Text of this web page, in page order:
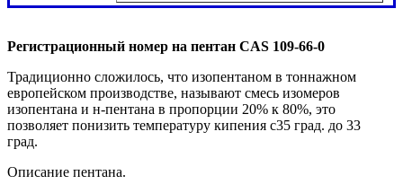
Регистрационный номер на пентан CAS 109-66-0
Традиционно сложилось, что изопентаном в тоннажном
европейском производстве, называют смесь изомеров
изопентана и н-пентана в пропорции 20% к 80%, это
позволяет понизить температуру кипения с35 град. до 33
град.
Описание пентана.